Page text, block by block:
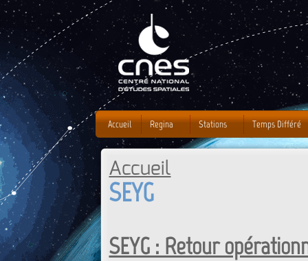
Vous êtes ici
Accueil
SEYG
SEYG : Retour
Accueil Regina Stations Temps Différé